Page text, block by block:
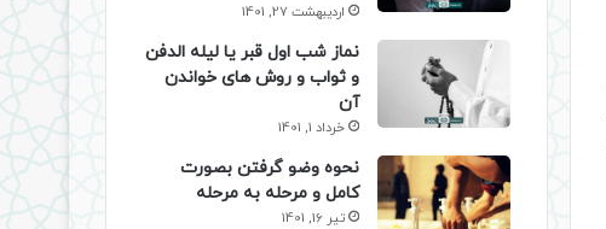
اردیبهشت 27, 1401
نماز شب اول قبر یا لیله الدفن
و ثواب و روش های خواندن
آن
خرداد 1, 1401
نحوه وضو گرفتن بصورت
کامل و مرحله به مرحله
تیر 16, 1401